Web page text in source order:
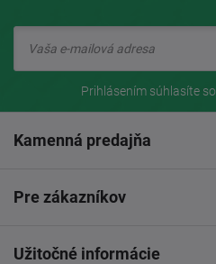
Prihlásením súhlasíte so
Kamenná predajňa
Pre zákazníkov
Užitočné informácie